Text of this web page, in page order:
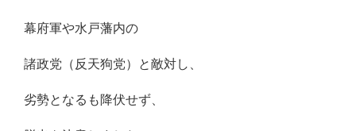
幕府軍や水戸藩内の
諸政党（反天狗党）と敵対し、
劣勢となるも降伏せず、